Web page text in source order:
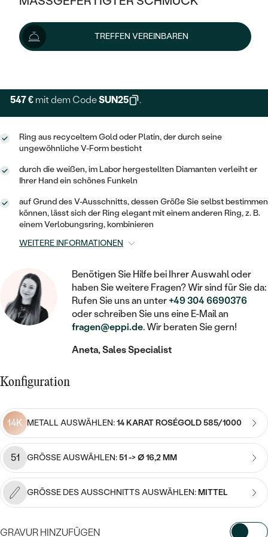
KLASSISCH
MEMOIRE
AUSSERGEWÖHNLICHE
GEHÄMMERTE
VON HAND GRAVIERTE
MIT FÜLLUNG
IM SET
MIT MEHREREN DIAMANTEN
HALO
VINTAGE
IM SET
AUSSERGEWÖHNLICH
GESTALTE EINEN RING
WÄHLE EINEN RING
LAB GROWN DIAMANTEN ZUM
EINFASSEN
FARBIGE DIAMANTEN ZUM EINFASSEN
MIT LAB GROWN DIAMANT
MIT MOISSANIT
MIT FARBIGEN DIAMANTEN
MIT SCHWARZEN DIAMANTEN
AUSVERKAUF
WENN SCHMUCK HILFT
NACH TYP
OHRRINGE
RINGE
ANHÄNGER / KETTEN
ARMBÄNDER
SCHMUCKSET
SCHMUCK FÜR KINDER
BROSCHEN
SCHMUCKZUBEHÖR
NACH MATERIAL
GOLD
SILBER
PLATIN
NACH STEIN
DIAMANTSCHMUCK
PLATIN
OHRSTECKER
CREOLEN
SOLITÄR
HERZ
KINDER
PIERCINGS
PERLENOHRRINGE
NACH PREIS
PREISWERTE
GOLD
SILBER
NACH STYL
SOLITÄR
ZUR GEBURT EINES KINDES
PERSONALISIERT
MIT STERNZEICHEN
MEDAILLON
KETTEN
HERZKETTEN
MIT TIEREN
NACH EDELSTEIN
MIT DIAMANT
MIT EDELSTEIN
PERLENKETTEN
NACH PREIS
AUSVERKAUF
GOLD
SILBER
PLATIN
NACH STYL
MEMOIRE
MINIMALISTISCHE
STATEMENT
SIEGELRINGE
PERSONALISIERT
MIT DIAMANT
MIT EDELSTEIN
PERLENRINGE
NACH PREIS
TREFFEN VEREINBAREN
729 €
Schmuck ist auf Lager. Wir liefern ihn innerhalb von 24
Stunden.
547 € mit dem CodeSUN25 .
Ring aus recyceltem Gold oder Platin, der durch seine
ungewöhnliche V-Form besticht
durch die weißen, im Labor hergestellten Diamanten verleiht er
Ihrer Hand ein schönes Funkeln
auf Grund des V-Ausschnitts, dessen Größe Sie selbst bestimmen
können, lässt sich der Ring elegant mit einem anderen Ring, z. B.
einem Verlobungsring, kombinieren
WEITERE INFORMATIONEN
Benötigen Sie Hilfe bei Ihrer Auswahl oder
haben Sie weitere Fragen? Wir sind für Sie da:
Rufen Sie uns an unter+49 304 6690376
oder schreiben Sie uns eine E-Mail an
fragen@eppi.de. Wir beraten Sie gern!
Aneta, Sales Specialist
Konfiguration
14K METALL AUSWÄHLEN:14 KARAT ROSÉGOLD 585/1000
51 GRÖSSE AUSWÄHLEN:51 -> Ø 16,2 MM
GRÖSSE DES AUSSCHNITTS AUSWÄHLEN:MITTEL
GRAVUR HINZUFÜGEN